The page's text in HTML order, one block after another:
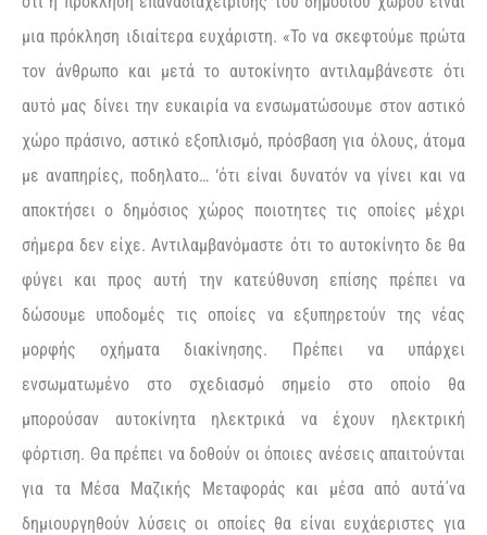
μια πρόκληση ιδιαίτερα ευχάριστη. «Το να σκεφτούμε πρώτα
τον άνθρωπο και μετά το αυτοκίνητο αντιλαμβάνεστε ότι
αυτό μας δίνει την ευκαιρία να ενσωματώσουμε στον αστικό
χώρο πράσινο, αστικό εξοπλισμό, πρόσβαση για όλους, άτομα
με αναπηρίες, ποδηλατο… ‘ότι είναι δυνατόν να γίνει και να
αποκτήσει ο δημόσιος χώρος ποιοτητες τις οποίες μέχρι
σήμερα δεν είχε. Αντιλαμβανόμαστε ότι το αυτοκίνητο δε θα
φύγει και προς αυτή την κατεύθυνση επίσης πρέπει να
δώσουμε υποδομές τις οποίες να εξυπηρετούν της νέας
μορφής οχήματα διακίνησης. Πρέπει να υπάρχει
ενσωματωμένο στο σχεδιασμό σημείο στο οποίο θα
μπορούσαν αυτοκίνητα ηλεκτρικά να έχουν ηλεκτρική
φόρτιση. Θα πρέπει να δοθούν οι όποιες ανέσεις απαιτούνται
για τα Μέσα Μαζικής Μεταφοράς και μέσα από αυτά΄να
δημιουργηθούν λύσεις οι οποίες θα είναι ευχάεριστες για